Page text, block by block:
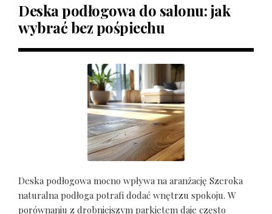
Deska podłogowa do salonu: jak
wybrać bez pośpiechu
Deska podłogowa mocno wpływa na aranżację Szeroka
naturalna podłoga potrafi dodać wnętrzu spokoju. W
porównaniu z drobniejszym parkietem daje często